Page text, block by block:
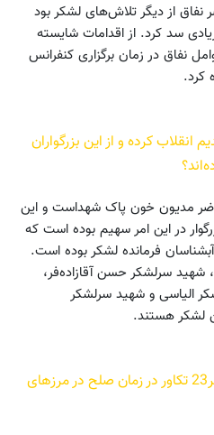
نفاق از دیگر تلاش‌های لشکر بود
سد کرد. از اقدامات شایسته
نفاق در زمان برگزاری کنفرانس
کرد.
انقلاب کرده و از این بزرگواران
مدیون خون پاک شهداست و این
1767شهید بزرگوار در این امر سهیم بوده است که
فرمانده لشکر بوده است.
سرلشکر حسن آقازاده‌فر،
الیاسی و شهید سرلشکر
لشکر هستند.
امیر! عمده‌ترین وظایف لشکر23 تکاور در زمان صلح در مرزهای